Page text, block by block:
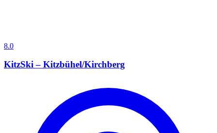
8.0
KitzSki – Kitzbühel/Kirchberg